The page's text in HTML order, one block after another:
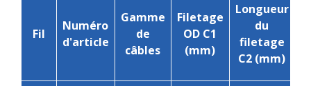
Fil
Numéro
d'article
Gamme
de
câbles
Filetage
OD C1
(mm)
Longueur
du
filetage
C2 (mm)